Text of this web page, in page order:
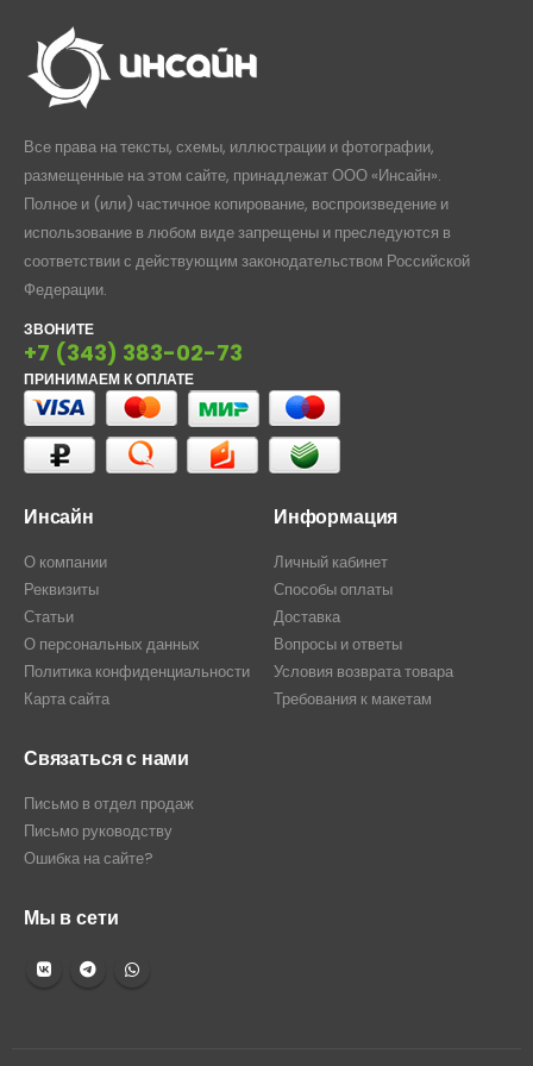
Все права на тексты, схемы, иллюстрации и фотографии,
размещенные на этом сайте, принадлежат ООО «Инсайн».
Полное и (или) частичное копирование, воспроизведение и
использование в любом виде запрещены и преследуются в
соответствии с действующим законодательством Российской
Федерации.
ЗВОНИТЕ
+7 (343) 383-02-73
ПРИНИМАЕМ К ОПЛАТЕ
Инсайн
О компании
Реквизиты
Статьи
О персональных данных
Политика конфиденциальности
Карта сайта
Информация
Личный кабинет
Способы оплаты
Доставка
Вопросы и ответы
Условия возврата товара
Требования к макетам
Связаться с нами
Письмо в отдел продаж
Письмо руководству
Ошибка на сайте?
Мы в сети